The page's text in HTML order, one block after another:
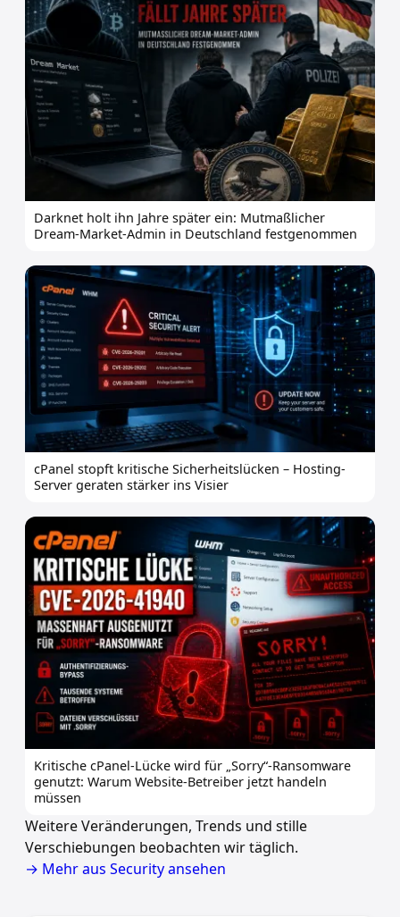
Darknet holt ihn Jahre später ein: Mutmaßlicher
Dream-Market-Admin in Deutschland festgenommen
cPanel stopft kritische Sicherheitslücken – Hosting-
Server geraten stärker ins Visier
Kritische cPanel-Lücke wird für „Sorry“-Ransomware
genutzt: Warum Website-Betreiber jetzt handeln
müssen
Weitere Veränderungen, Trends und stille
Verschiebungen beobachten wir täglich.
→ Mehr aus Security ansehen